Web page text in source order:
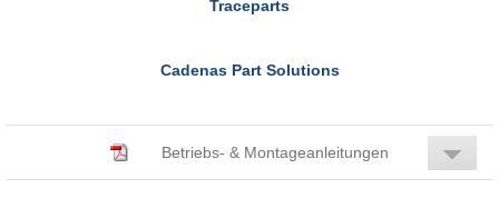
Traceparts
Cadenas Part Solutions
Betriebs- & Montageanleitungen